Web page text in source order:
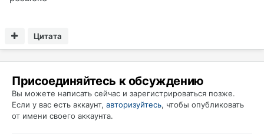
Цитата
Присоединяйтесь к обсуждению
Вы можете написать сейчас и зарегистрироваться позже.
Если у вас есть аккаунт, авторизуйтесь, чтобы опубликовать
от имени своего аккаунта.